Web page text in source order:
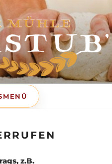
ZELLER
z.B.